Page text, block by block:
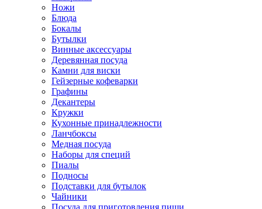
Ножи
Блюда
Бокалы
Бутылки
Винные аксессуары
Деревянная посуда
Камни для виски
Гейзерные кофеварки
Графины
Декантеры
Кружки
Кухонные принадлежности
Ланчбоксы
Медная посуда
Наборы для специй
Пиалы
Подносы
Подставки для бутылок
Чайники
Посуда для приготовления пищи